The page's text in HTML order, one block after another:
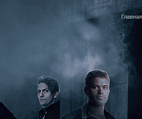
Главная